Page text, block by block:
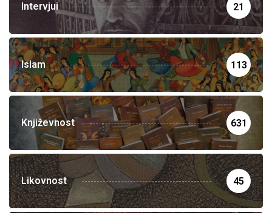
Intervjui 21
Islam 113
Književnost 631
Likovnost 45